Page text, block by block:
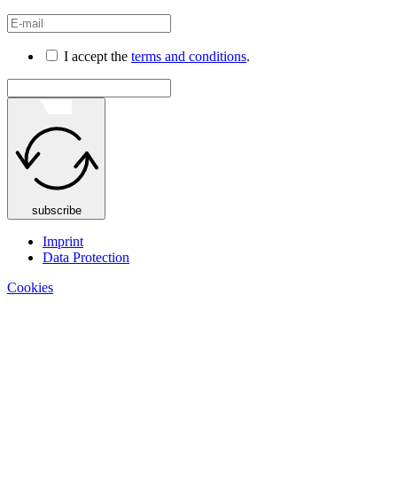
I accept the terms and conditions.
subscribe
Imprint
Data Protection
Cookies